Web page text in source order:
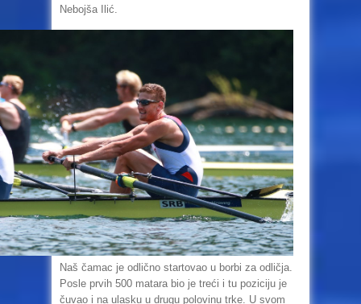
Nebojša Ilić.
Naš čamac je odlično startovao u borbi za odličja.
Posle prvih 500 matara bio je treći i tu poziciju je
čuvao i na ulasku u drugu polovinu trke. U svom